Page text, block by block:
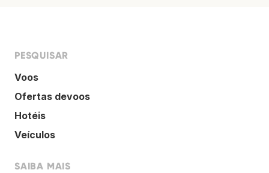
PESQUISAR
Voos
Ofertas devoos
Hotéis
Veículos
SAIBA MAIS